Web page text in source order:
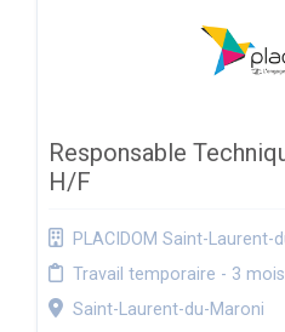
Responsable
H/F
PLACIDOM Saint-Laurent-
Travail temporaire - 3 mois
Saint-Laurent-du-Maroni